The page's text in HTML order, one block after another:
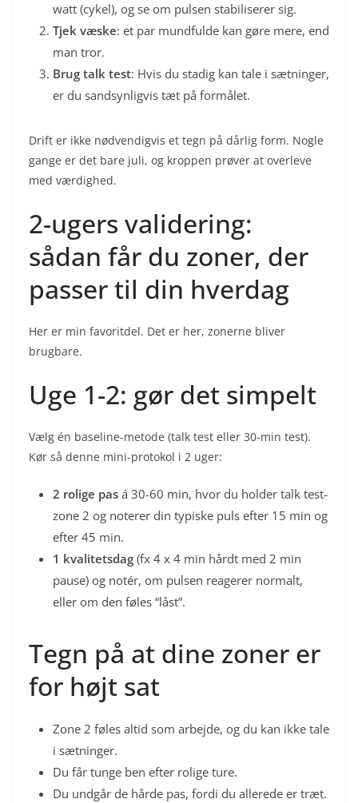
watt (cykel), og se om pulsen stabiliserer sig.
Tjek væske: et par mundfulde kan gøre mere, end
man tror.
Brug talk test: Hvis du stadig kan tale i sætninger,
er du sandsynligvis tæt på formålet.
Drift er ikke nødvendigvis et tegn på dårlig form. Nogle
gange er det bare juli, og kroppen prøver at overleve
med værdighed.
2-ugers validering:
sådan får du zoner, der
passer til din hverdag
Her er min favoritdel. Det er her, zonerne bliver
brugbare.
Uge 1-2: gør det simpelt
Vælg én baseline-metode (talk test eller 30-min test).
Kør så denne mini-protokol i 2 uger:
2 rolige pas á 30-60 min, hvor du holder talk test-
zone 2 og noterer din typiske puls efter 15 min og
efter 45 min.
1 kvalitetsdag (fx 4 x 4 min hårdt med 2 min
pause) og notér, om pulsen reagerer normalt,
eller om den føles “låst”.
Tegn på at dine zoner er
for højt sat
Zone 2 føles altid som arbejde, og du kan ikke tale
i sætninger.
Du får tunge ben efter rolige ture.
Du undgår de hårde pas, fordi du allerede er træt.